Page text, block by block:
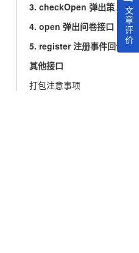
3. checkOpen 弹出策略检查接口
4. open 弹出问卷接口
5. register 注册事件回调
其他接口
打包注意事项
文章评价